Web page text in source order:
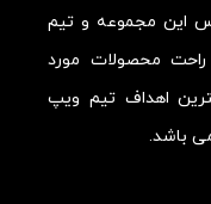
این مجموعه و تیم
راحت محصولات مورد
اهداف تیم ویپ
باشد.